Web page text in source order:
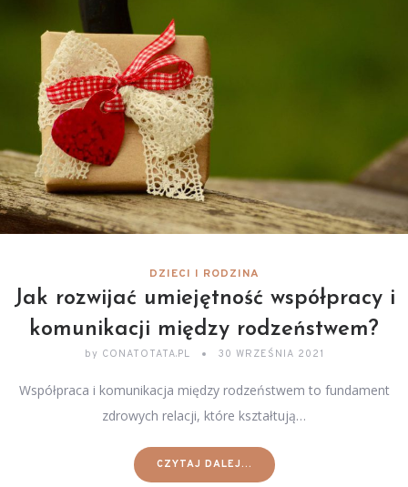
DZIECI I RODZINA
Jak rozwijać umiejętność współpracy i
komunikacji między rodzeństwem?
by CONATOTATA.PL 30 WRZEŚNIA 2021
Współpraca i komunikacja między rodzeństwem to fundament
zdrowych relacji, które kształtują…
CZYTAJ DALEJ...